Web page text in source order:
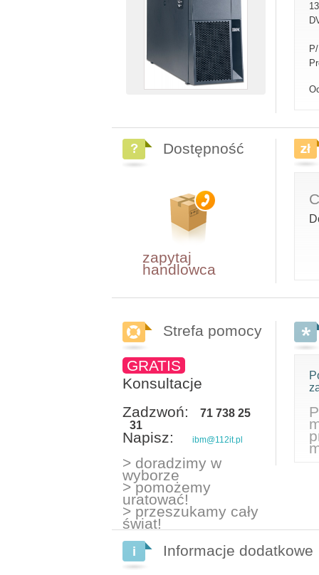
Dostępność
zapytaj
handlowca
Strefa pomocy
GRATIS
Konsultacje
Zadzwoń:
71 738 25
31
Napisz: ibm@112it.pl
> doradzimy w
wyborze
> pomożemy
uratować!
> przeszukamy cały
świat!
Informacje dodatkowe